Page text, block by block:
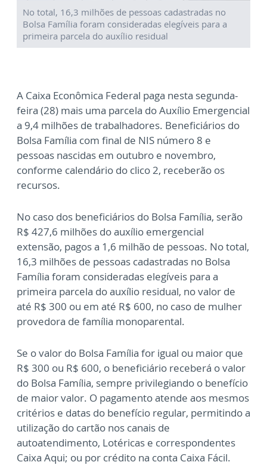
No total, 16,3 milhões de pessoas cadastradas no
Bolsa Família foram consideradas elegíveis para a
primeira parcela do auxílio residual
A Caixa Econômica Federal paga nesta segunda-
feira (28) mais uma parcela do Auxílio Emergencial
a 9,4 milhões de trabalhadores. Beneficiários do
Bolsa Família com final de NIS número 8 e
pessoas nascidas em outubro e novembro,
conforme calendário do clico 2, receberão os
recursos.
No caso dos beneficiários do Bolsa Família, serão
R$ 427,6 milhões do auxílio emergencial
extensão, pagos a 1,6 milhão de pessoas. No total,
16,3 milhões de pessoas cadastradas no Bolsa
Família foram consideradas elegíveis para a
primeira parcela do auxílio residual, no valor de
até R$ 300 ou em até R$ 600, no caso de mulher
provedora de família monoparental.
Se o valor do Bolsa Família for igual ou maior que
R$ 300 ou R$ 600, o beneficiário receberá o valor
do Bolsa Família, sempre privilegiando o benefício
de maior valor. O pagamento atende aos mesmos
critérios e datas do benefício regular, permitindo a
utilização do cartão nos canais de
autoatendimento, Lotéricas e correspondentes
Caixa Aqui; ou por crédito na conta Caixa Fácil.